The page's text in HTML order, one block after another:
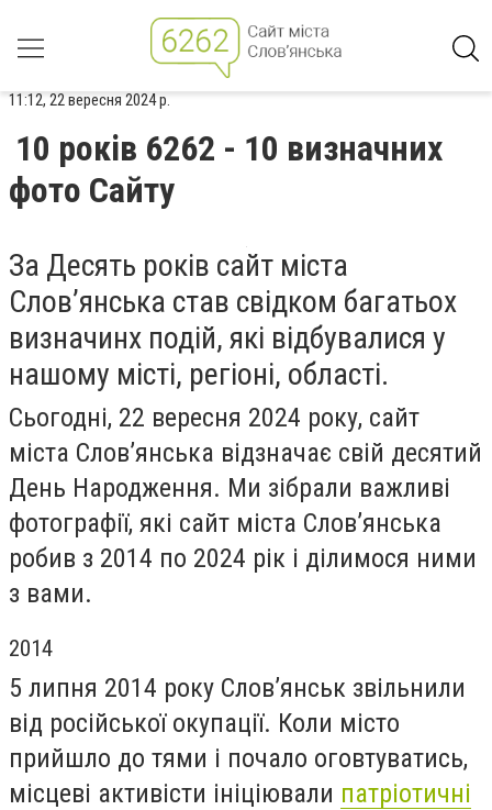
11:12, 22 вересня 2024 р.
10 років 6262 - 10 визначних
фото Сайту
За Десять років сайт міста
Слов’янська став свідком багатьох
визначинх подій, які відбувалися у
нашому місті, регіоні, області.
Сьогодні, 22 вересня 2024 року, сайт
міста Слов’янська відзначає свій десятий
День Народження. Ми зібрали важливі
фотографії, які сайт міста Слов’янська
робив з 2014 по 2024 рік і ділимося ними
з вами.
2014
5 липня 2014 року Слов’янськ звільнили
від російської окупації. Коли місто
прийшло до тями і почало оговтуватись,
місцеві активісти ініціювали патріотичні